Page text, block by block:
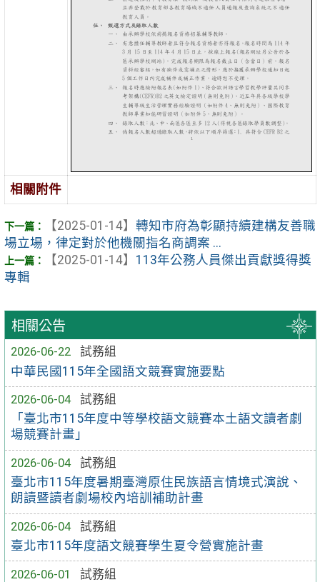
相關公告
2026-06-22
試務組
中華民國115年全國語文競賽實施要點
2026-06-04
試務組
「臺北市115年度中等學校語文競賽本土語文讀者劇
場競賽計畫」
2026-06-04
試務組
臺北市115年度暑期臺灣原住民族語言情境式演說、
朗讀暨讀者劇場校內培訓補助計畫
2026-06-04
試務組
臺北市115年度語文競賽學生夏令營實施計畫
2026-06-01
試務組
相關附件
【2025-01-14】 轉知市府為彰顯持續建構友善職
場立場，律定對於他機關指名商調案 ...
【2025-01-14】 113年公務人員傑出貢獻獎得獎
專輯